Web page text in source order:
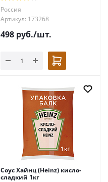
Россия
Артикул: 173268
498 руб./шт.
Соус Хайнц (Heinz) кисло-
сладкий 1кг